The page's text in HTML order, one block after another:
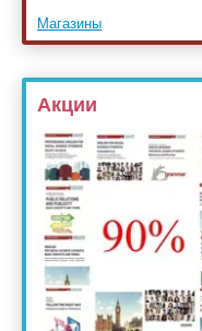
Магазины
Акции